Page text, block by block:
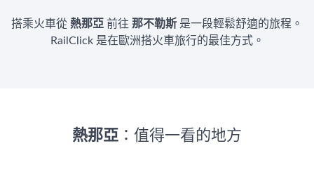
搭乘火車從 熱那亞 前往 那不勒斯 是一段輕鬆舒適的旅程。
RailClick 是在歐洲搭火車旅行的最佳方式。
熱那亞 ：值得一看的地方